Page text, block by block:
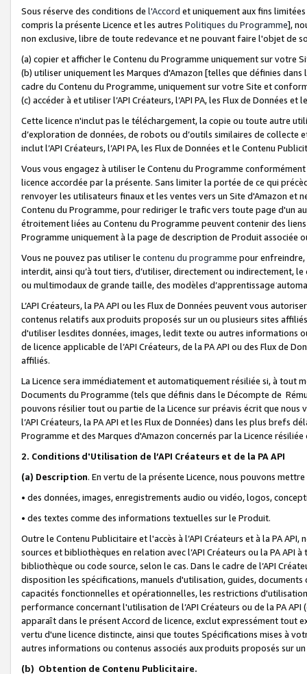
Sous réserve des conditions de l'Accord et uniquement aux fins
compris la présente Licence et les autres Politiques du Programme],
non exclusive, libre de toute redevance et ne pouvant faire l'objet de
(a) copier et afficher le Contenu du Programme uniquement sur votre
(b) utiliser uniquement les Marques d'Amazon [telles que définies dans
cadre du Contenu du Programme, uniquement sur votre Site et
(c) accéder à et utiliser l’API Créateurs, l’API PA, les Flux de Données
Cette licence n'inclut pas le téléchargement, la copie ou toute autre
d’exploration de données, de robots ou d’outils similaires de
inclut l’API Créateurs, l’API PA, les Flux de Données et le Contenu
Vous vous engagez à utiliser le Contenu du Programme
licence accordée par la présente. Sans limiter la portée de ce qui
renvoyer les utilisateurs finaux et les ventes vers un Site d'Amazon et
Contenu du Programme, pour rediriger le trafic vers toute page d'un
étroitement liées au Contenu du Programme peuvent contenir des
Programme uniquement à la page de description de Produit associée
Vous ne pouvez pas utiliser le contenu du programme pour
interdit, ainsi qu’à tout tiers, d’utiliser, directement ou indirectement,
ou multimodaux de grande taille, des modèles d’apprentissage
L’API Créateurs, la PA API ou les Flux de Données peuvent vous
contenus relatifs aux produits proposés sur un ou plusieurs sites
d'utiliser lesdites données, images, ledit texte ou autres informations
de licence applicable de l’API Créateurs, de la PA API ou des Flux de
affiliés.
La Licence sera immédiatement et automatiquement résiliée si, à
Documents du Programme (tels que définis dans le Décompte de
pouvons résilier tout ou partie de la Licence sur préavis écrit que
l’API Créateurs, la PA API et les Flux de Données) dans les plus
Programme et des Marques d'Amazon concernés par la Licence
2. Conditions d'Utilisation de l’API Créateurs et de la PA API
(a) Description. En vertu de la présente Licence, nous pouvons
• des données, images, enregistrements audio ou vidéo, logos,
• des textes comme des informations textuelles sur le Produit.
Outre le Contenu Publicitaire et l'accès à l’API Créateurs et à la PA
sources et bibliothèques en relation avec l’API Créateurs ou la PA
bibliothèque ou code source, selon le cas. Dans le cadre de l’API
disposition les spécifications, manuels d'utilisation, guides,
capacités fonctionnelles et opérationnelles, les restrictions
performance concernant l'utilisation de l’API Créateurs ou de la PA
apparaît dans le présent Accord de licence, exclut expressément tout
vertu d'une licence distincte, ainsi que toutes Spécifications mises à
autres informations ou contenus associés aux produits proposés sur
(b) Obtention de Contenu Publicitaire.